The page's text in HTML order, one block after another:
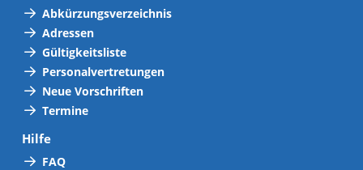
Abkürzungsverzeichnis
Adressen
Gültigkeitsliste
Personalvertretungen
Neue Vorschriften
Termine
Hilfe
FAQ